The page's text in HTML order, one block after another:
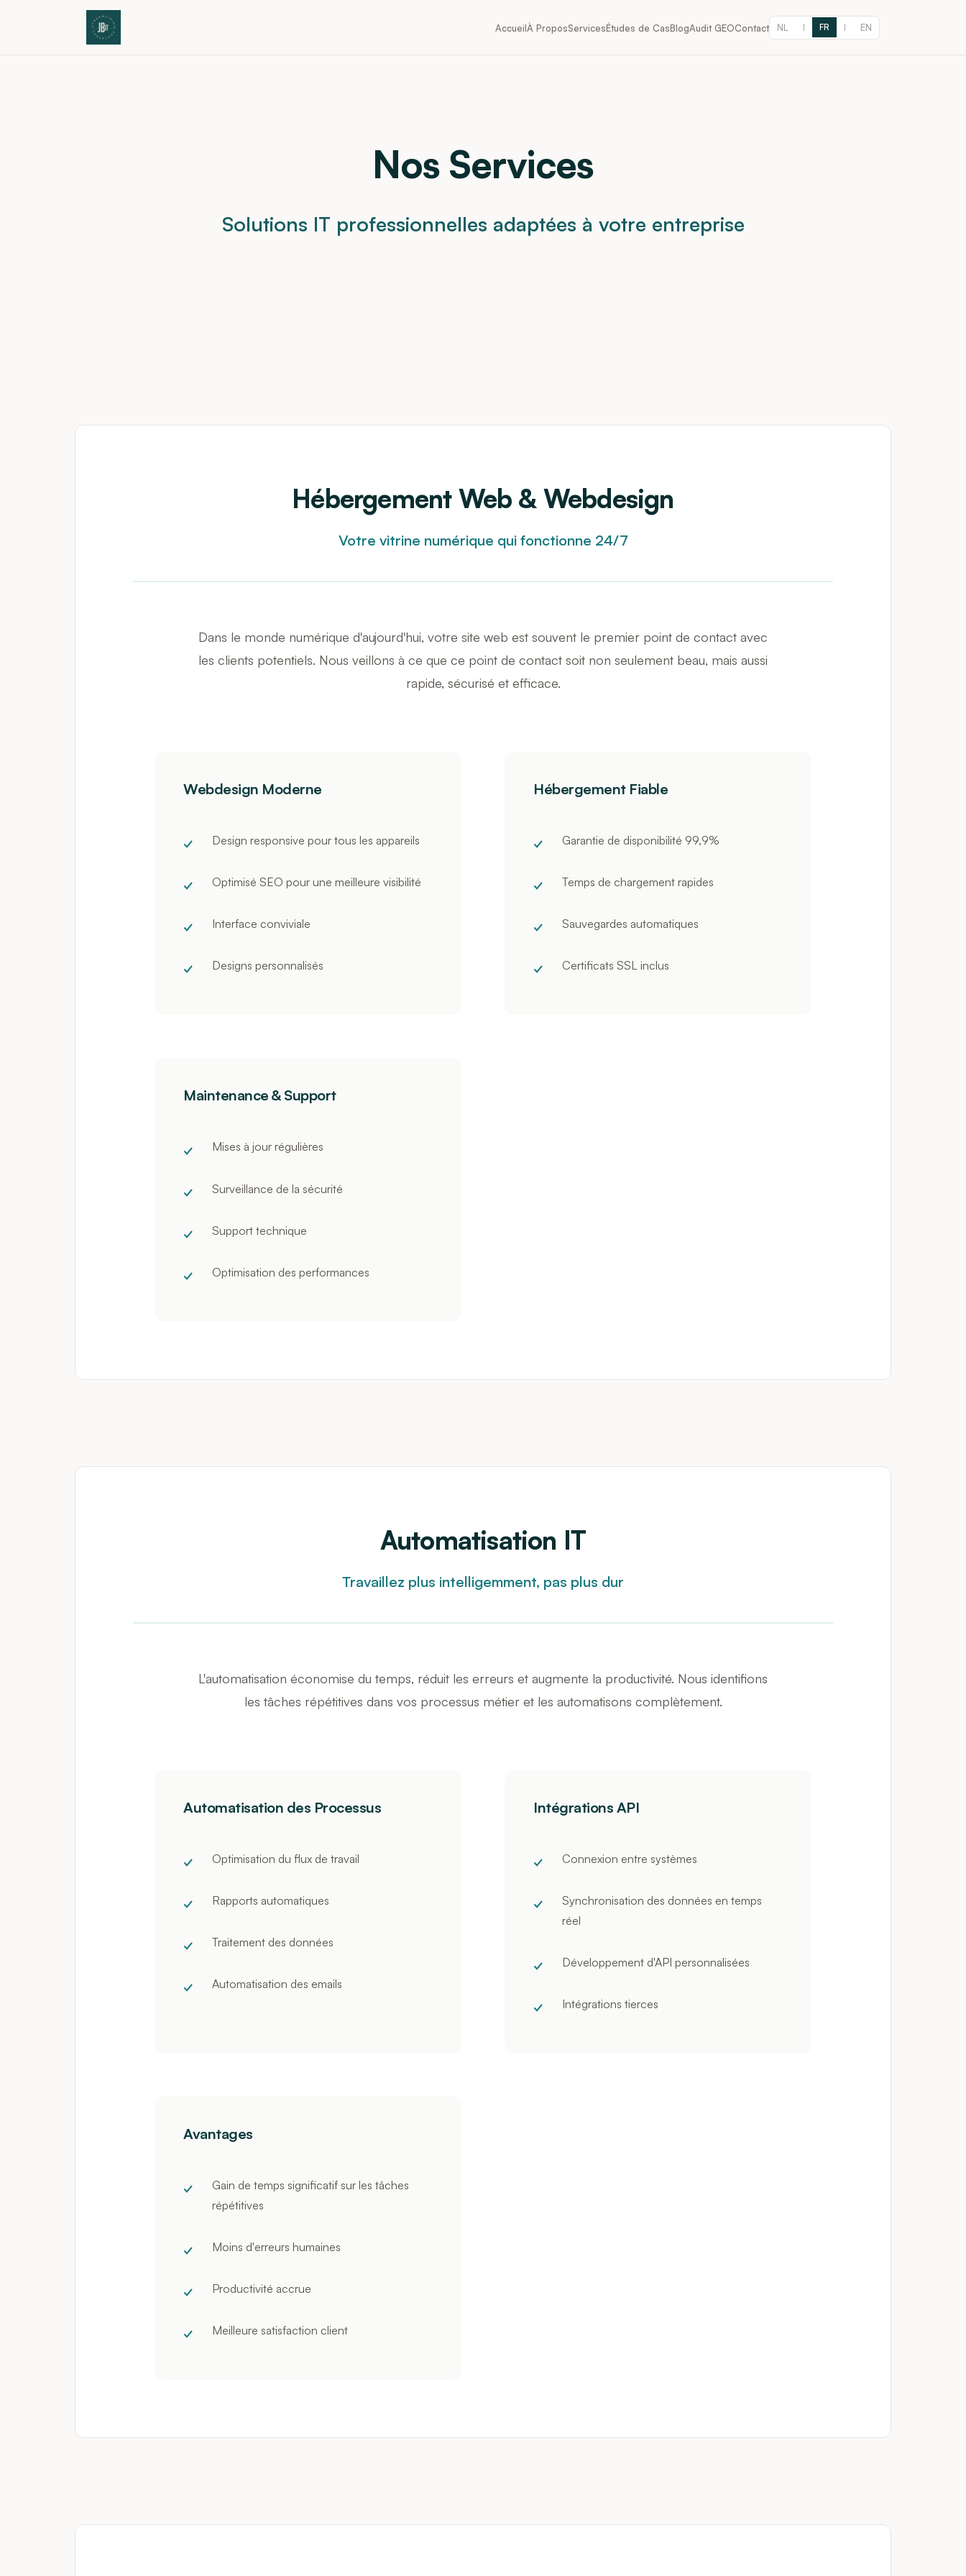
AccueilÀ ProposServicesÉtudes de CasBlogAudit GEOContact NL FR EN
Nos Services
Solutions IT professionnelles adaptées à votre entreprise
Hébergement Web & Webdesign
Votre vitrine numérique qui fonctionne 24/7
Dans le monde numérique d'aujourd'hui, votre site web est souvent le premier point de contact avec
les clients potentiels. Nous veillons à ce que ce point de contact soit non seulement beau, mais aussi
rapide, sécurisé et efficace.
Webdesign Moderne
Design responsive pour tous les appareils
Optimisé SEO pour une meilleure visibilité
Interface conviviale
Designs personnalisés
Hébergement Fiable
Garantie de disponibilité 99,9%
Temps de chargement rapides
Sauvegardes automatiques
Certificats SSL inclus
Maintenance & Support
Mises à jour régulières
Surveillance de la sécurité
Support technique
Optimisation des performances
Automatisation IT
Travaillez plus intelligemment, pas plus dur
L'automatisation économise du temps, réduit les erreurs et augmente la productivité. Nous identifions
les tâches répétitives dans vos processus métier et les automatisons complètement.
Automatisation des Processus
Optimisation du flux de travail
Rapports automatiques
Traitement des données
Automatisation des emails
Intégrations API
Connexion entre systèmes
Synchronisation des données en temps
réel
Développement d'API personnalisées
Intégrations tierces
Avantages
Gain de temps significatif sur les tâches
répétitives
Moins d'erreurs humaines
Productivité accrue
Meilleure satisfaction client